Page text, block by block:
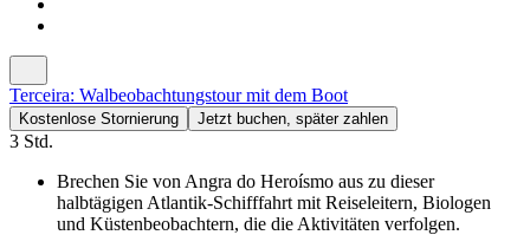
Terceira: Walbeobachtungstour mit dem Boot
Kostenlose Stornierung Jetzt buchen, später zahlen
3 Std.
Brechen Sie von Angra do Heroísmo aus zu dieser
halbtägigen Atlantik-Schifffahrt mit Reiseleitern, Biologen
und Küstenbeobachtern, die die Aktivitäten verfolgen.